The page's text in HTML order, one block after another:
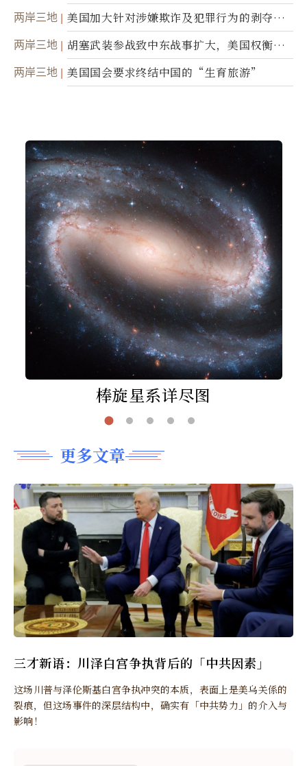
踪
两岸三地
美国加大针对涉嫌欺诈及犯罪行为的剥夺公
民权力度
两岸三地
胡塞武装参战致中东战事扩大，美国权衡地
面入侵的可能性
两岸三地 美国国会要求终结中国的“生育旅游”
棒旋星系详尽图
更多文章
三才新语：川泽白宫争执背后的「中共因素」
这场川普与泽伦斯基白宫争执冲突的本质，表面上是美乌关係的
裂痕，但这场事件的深层结构中，确实有「中共势力」的介入与
影响！